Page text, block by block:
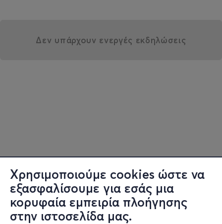
Χρησιμοποιούμε cookies ώστε να
εξασφαλίσουμε για εσάς μια
κορυφαία εμπειρία πλοήγησης
στην ιστοσελίδα μας.
Δεν υπάρχουν ενεργές εκδηλώσεις